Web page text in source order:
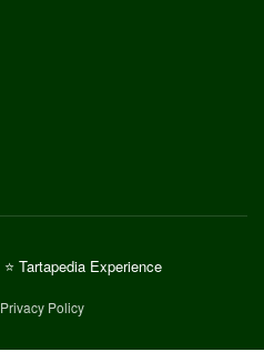
⭐ Tartapedia Experience
Privacy Policy